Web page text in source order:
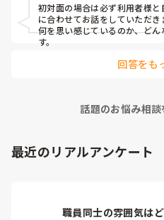
初対面の場合は必ず利用者様
に合わせてお話をしていただ
何を思い感じているのか、ど
す。
回答をも
話題のお悩み相
最近のリアルアンケート
職員同士の雰囲気は